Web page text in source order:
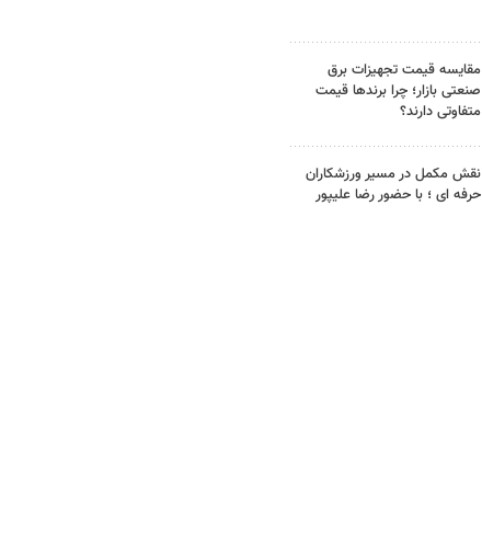
مقایسه قیمت تجهیزات برق
صنعتی بازار؛ چرا برندها قیمت
متفاوتی دارند؟
نقش مکمل در مسیر ورزشکاران
حرفه ای ؛ با حضور رضا علیپور